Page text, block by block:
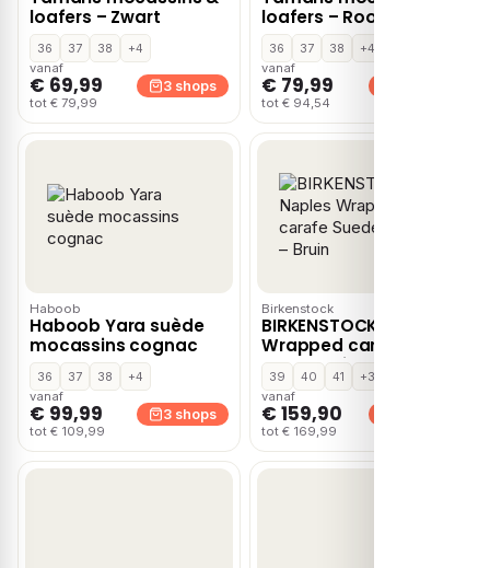
loafers – Zwart
36 37 38
+4
vanaf
€ 69,99
tot € 79,99
3 shops
loafers – Rood
36 37 38
+4
vanaf
€ 79,99
tot € 94,54
Haboob
Haboob Yara suède
mocassins cognac
36 37 38
+4
vanaf
€ 99,99
tot € 109,99
3 shops
Birkenstock
BIRKENSTOCK Naples
Wrapped carafe
Suede Unisex – Bruin
39 40 41
+3
vanaf
€ 159,90
tot € 169,99